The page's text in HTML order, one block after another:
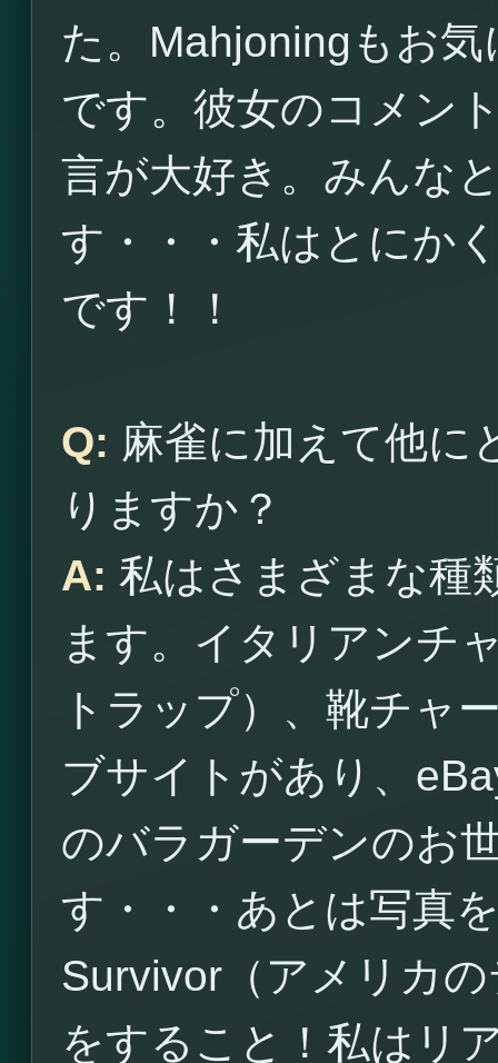
た。Mahjoningもお
です。彼女のコメン
言が大好き。みんな
す・・・私はとにか
です！！
Q: 麻雀に加えて他に
りますか？
A: 私はさまざまな種
ます。イタリアンチ
トラップ）、靴チャ
ブサイトがあり、
のバラガーデンのお
す・・・あとは写真
Survivor（アメリカ
をすること！私はリ